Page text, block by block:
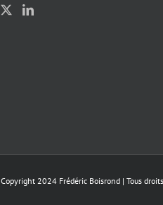
Copyright 2024 Frédéric Boisrond | Tous